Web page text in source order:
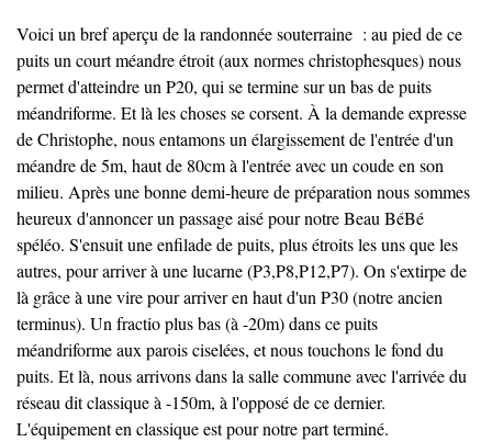
Voici un bref aperçu de la randonnée souterraine : au pied de ce
puits un court méandre étroit (aux normes christophesques) nous
permet d'atteindre un P20, qui se termine sur un bas de puits
méandriforme. Et là les choses se corsent. À la demande expresse
de Christophe, nous entamons un élargissement de l'entrée d'un
méandre de 5m, haut de 80cm à l'entrée avec un coude en son
milieu. Après une bonne demi-heure de préparation nous sommes
heureux d'annoncer un passage aisé pour notre Beau BéBé
spéléo. S'ensuit une enfilade de puits, plus étroits les uns que les
autres, pour arriver à une lucarne (P3,P8,P12,P7). On s'extirpe de
là grâce à une vire pour arriver en haut d'un P30 (notre ancien
terminus). Un fractio plus bas (à -20m) dans ce puits
méandriforme aux parois ciselées, et nous touchons le fond du
puits. Et là, nous arrivons dans la salle commune avec l'arrivée du
réseau dit classique à -150m, à l'opposé de ce dernier.
L'équipement en classique est pour notre part terminé.